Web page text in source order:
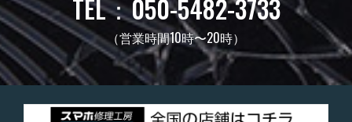
TEL：050-5482-3733
（営業時間10時〜20時）